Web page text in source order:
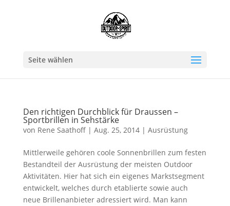
Seite wählen
Den richtigen Durchblick für Draussen –
Sportbrillen in Sehstärke
von Rene Saathoff| Aug. 25, 2014| Ausrüstung
Mittlerweile gehören coole Sonnenbrillen zum festen
Bestandteil der Ausrüstung der meisten Outdoor
Aktivitäten. Hier hat sich ein eigenes Markstsegment
entwickelt, welches durch etablierte sowie auch
neue Brillenanbieter adressiert wird. Man kann